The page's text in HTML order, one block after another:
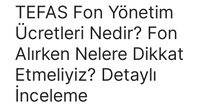
TEFAS Fon Yönetim
Ücretleri Nedir? Fon
Alırken Nelere Dikkat
Etmeliyiz? Detaylı
İnceleme